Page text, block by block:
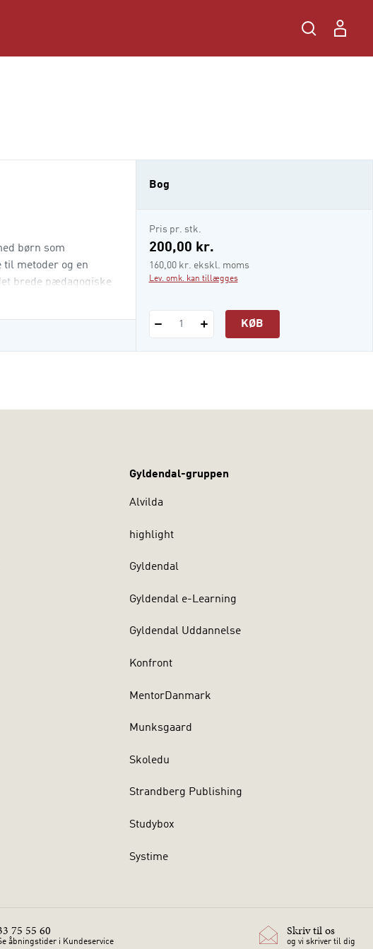
børn som
metoder og en
brede pædagogiske
Bog
Pris pr. stk.
200,00 kr.
160,00 kr. ekskl. moms
Lev. omk. kan tillægges
1 KØB
Gyldendal-gruppen
Alvilda
highlight
Gyldendal
Gyldendal e-Learning
Gyldendal Uddannelse
Konfront
MentorDanmark
Munksgaard
Skoledu
Strandberg Publishing
Studybox
Systime
75 55 60
åbningstider i Kundeservice
Skriv til os
og vi skriver til dig